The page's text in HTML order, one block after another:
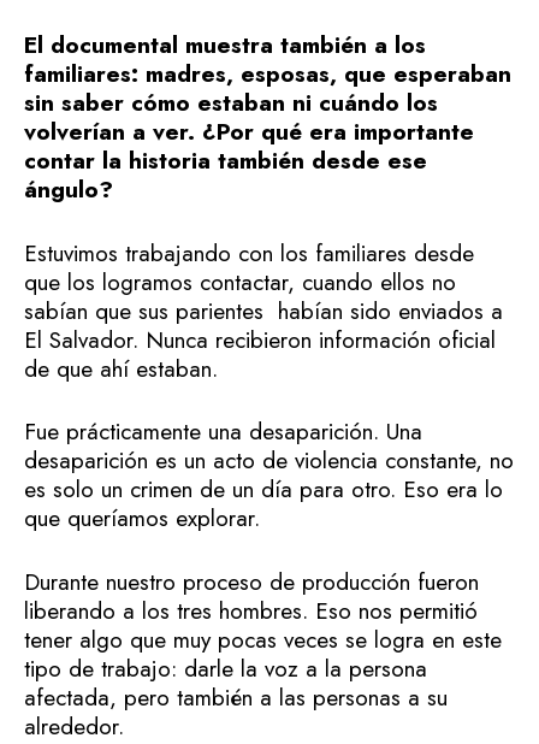
El documental muestra también a los
familiares: madres, esposas, que esperaban
sin saber cómo estaban ni cuándo los
volverían a ver. ¿Por qué era importante
contar la historia también desde ese
ángulo?
Estuvimos trabajando con los familiares desde
que los logramos contactar, cuando ellos no
sabían que sus parientes habían sido enviados a
El Salvador. Nunca recibieron información oficial
de que ahí estaban.
Fue prácticamente una desaparición. Una
desaparición es un acto de violencia constante, no
es solo un crimen de un día para otro. Eso era lo
que queríamos explorar.
Durante nuestro proceso de producción fueron
liberando a los tres hombres. Eso nos permitió
tener algo que muy pocas veces se logra en este
tipo de trabajo: darle la voz a la persona
afectada, pero también a las personas a su
alrededor.